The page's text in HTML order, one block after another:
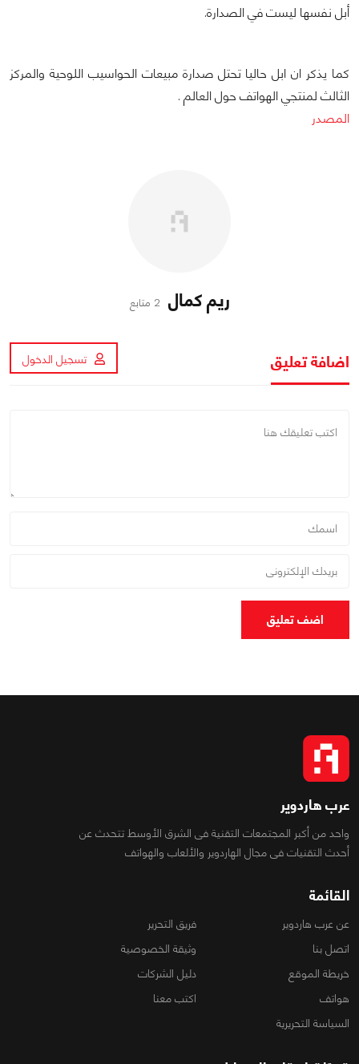
أبل نفسها ليست في الصدارة.
كما يذكر ان ابل حاليا تحتل صدارة مبيعات الحواسيب اللوحية والمركز
الثالث لمنتجي الهواتف حول العالم .
المصدر
ريم كمال 2 متابع
اضافة تعليق تسجيل الدخول
اضف تعليق
عرب هاردوير
واحد من أكبر المجتمعات التقنية فى الشرق الأوسط تتحدث عن
أحدث التقنيات فى مجال الهاردوير والألعاب والهواتف
القائمة
عن عرب هاردوير
فريق التحرير
اتصل بنا
وثيقة الخصوصية
خريطة الموقع
دليل الشركات
هواتف
اكتب معنا
السياسة التحريرية